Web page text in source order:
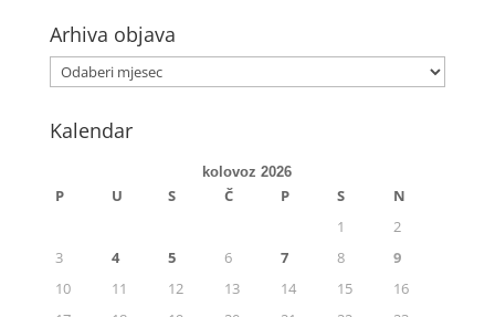
Arhiva objava
Kalendar
kolovoz 2026
P U S Č P S
N
1
2
3
4 5 6 7 8
9
10
11 12 13 14 15
16